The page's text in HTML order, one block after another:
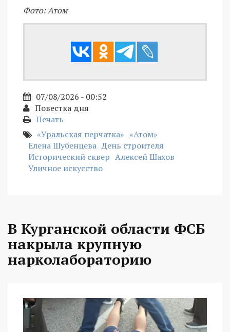
Фото: Атом
07/08/2026 - 00:52
Повестка дня
Печать
«Уральская перчатка» «Атом»
Елена Шубенцева День строителя
Исторический сквер Алексей Шахов
Уличное искусство
В Курганской области ФСБ
накрыла крупную
нарколабораторию